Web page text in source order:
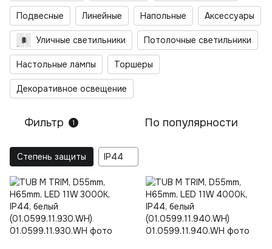
Подвесные Линейные Напольные Аксессуары
Уличные светильники Потолочные светильники
Настольные лампы Торшеры
Декоративное освещение
Фильтр 1 По популярности
Степень защиты IP44